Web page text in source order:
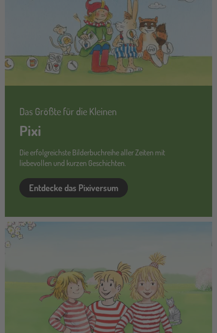
Das Größte für die Kleinen
Pixi
Die erfolgreichste Bilderbuchreihe aller Zeiten mit
liebevollen und kurzen Geschichten.
Entdecke das Pixiversum